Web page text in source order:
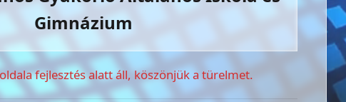
Gimnázium
fejlesztés alatt áll, köszönjük a türelmet.